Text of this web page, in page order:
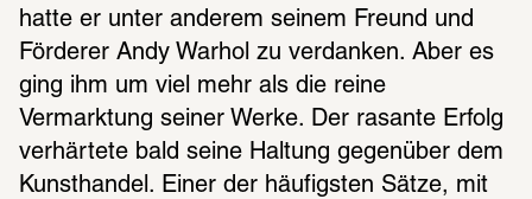
hatte er unter anderem seinem Freund und
Förderer Andy Warhol zu verdanken. Aber es
ging ihm um viel mehr als die reine
Vermarktung seiner Werke. Der rasante Erfolg
verhärtete bald seine Haltung gegenüber dem
Kunsthandel. Einer der häufigsten Sätze, mit